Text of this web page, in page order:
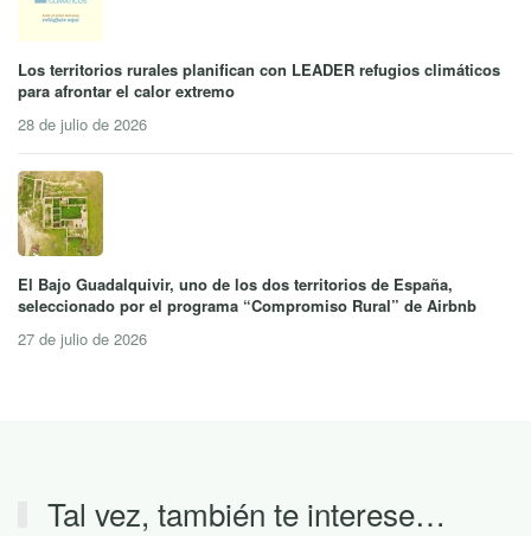
Los territorios rurales planifican con LEADER refugios climáticos
para afrontar el calor extremo
28 de julio de 2026
El Bajo Guadalquivir, uno de los dos territorios de España,
seleccionado por el programa “Compromiso Rural” de Airbnb
27 de julio de 2026
Tal vez, también te interese…